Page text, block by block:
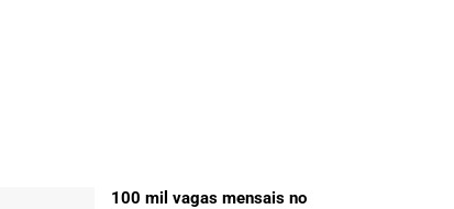
100 mil vagas mensais no